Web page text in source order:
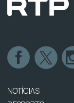
NOTÍCIAS